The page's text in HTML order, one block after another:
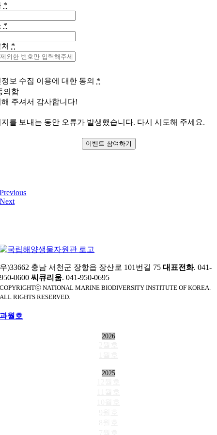
*
*
*
보 수집 이용에 대한 동의 *
의함
주셔서 감사합니다!
를 보내는 동안 오류가 발생했습니다. 다시 시도해 주세요.
이벤트 참여하기
Previous
Next
우)33662 충남 서천군 장항읍 장산로 101번길 75대표전화. 041-
950-0600씨큐리움. 041-950-0695
COPYRIGHTⓒ NATIONAL MARINE BIODIVERSITY INSTITUTE OF KOREA.
ALL RIGHTS RESERVED.
과월호
2026
2025